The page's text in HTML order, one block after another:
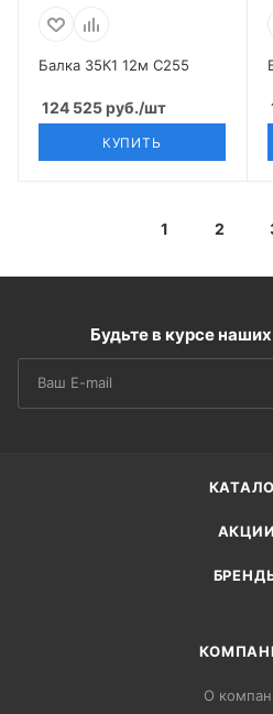
Балка 35К1 12м С255
124 525руб./шт
КУПИТЬ
1 2
Будьте в курсе
АКЦИИ
О